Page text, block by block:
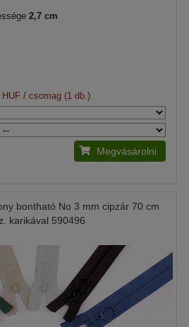
2,7 cm
HUF / csomag (1 db.)
Megvásárolni
bontható No 3 mm cipzár 70 cm
karikával 590496